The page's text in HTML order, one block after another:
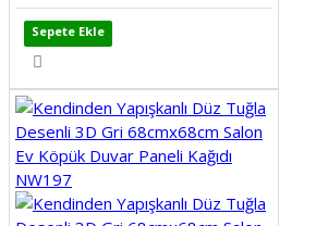
ŞEHİR SİMGE LERİ
SPOR SALONU
TARİH
Sepete Ekle